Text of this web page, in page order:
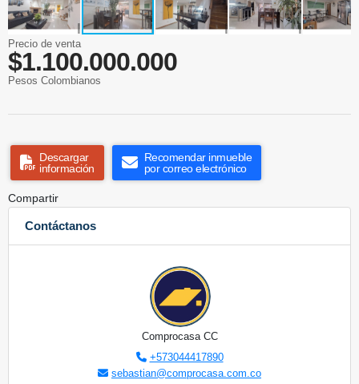
Precio de venta
$1.100.000.000
Pesos Colombianos
Descargar
información
Recomendar inmueble
por correo electrónico
Compartir
Contáctanos
Comprocasa CC
+573044417890
sebastian@comprocasa.com.co